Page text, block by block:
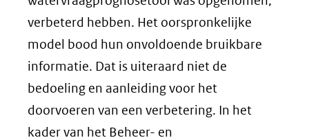
verbeterd hebben. Het oorspronkelijke
model bood hun onvoldoende bruikbare
informatie. Dat is uiteraard niet de
bedoeling en aanleiding voor het
doorvoeren van een verbetering. In het
kader van het Beheer- en